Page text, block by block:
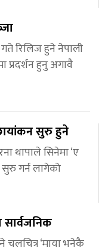
रिलिज हुने नेपाली
प्रदर्शन हुनु अगावै
सुरु हुने
थापाले सिनेमा ‘ए
गर्न लागेको
सार्वजनिक
चलचित्र ‘माया भनेकै